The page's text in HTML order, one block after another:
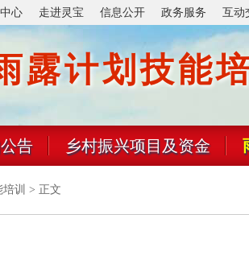
心 走进灵宝 信息公开 政务服务 互动
露计划技能
告 乡村振兴项目及资金
训 > 正文